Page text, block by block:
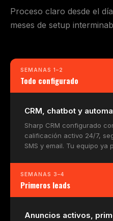
Proceso claro desde el
meses de setup
SEMANAS 1–2
Todo configurado
CRM, chatbot y
Sharp CRM configurado
calificación activo 24/7,
SMS y email. Tu equipo ya
SEMANAS 3–4
Primeros leads
Anuncios activos,